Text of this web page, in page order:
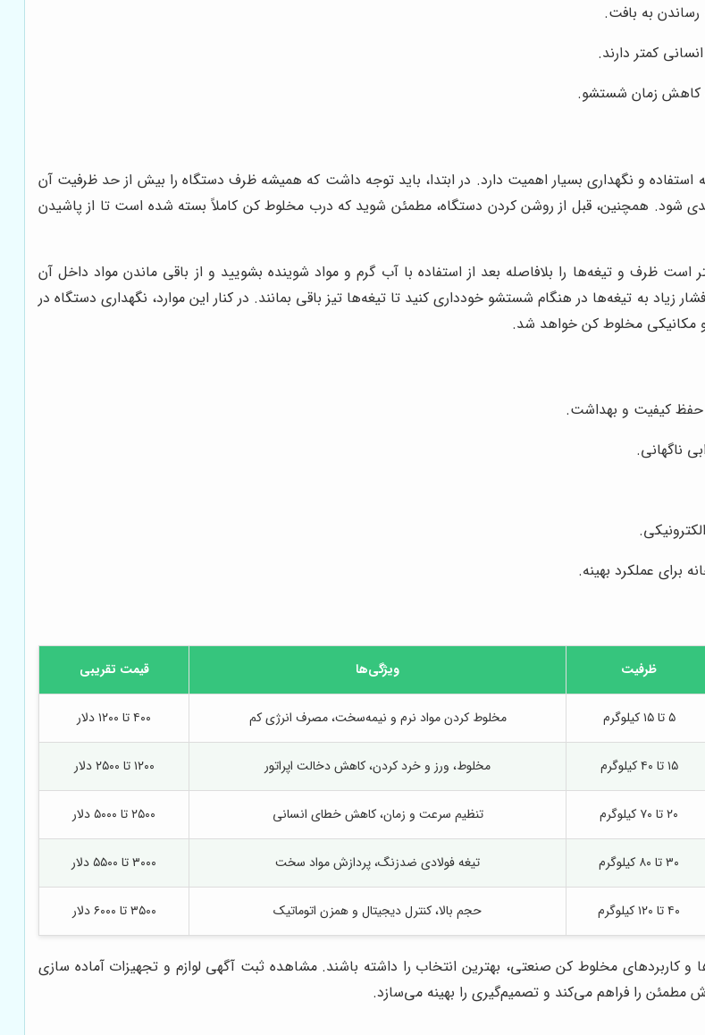
به بافت.
کمتر دارند.
کاهش زمان شستشو.
و نگهداری بسیار اهمیت دارد. در ابتدا، باید توجه داشت که همیشه ظرف دستگاه را بیش از حد ظرفیت آن
جدی شود. همچنین، قبل از روشن کردن دستگاه، مطمئن شوید که درب مخلوط کن کاملاً بسته شده است تا از پاشیدن
ظرف و تیغه‌ها را بلافاصله بعد از استفاده با آب گرم و مواد شوینده بشویید و از باقی ماندن مواد داخل آن
به تیغه‌ها در هنگام شستشو خودداری کنید تا تیغه‌ها تیز باقی بمانند. در کنار این موارد، نگهداری دستگاه در
مکانیکی مخلوط کن خواهد شد.
حفظ کیفیت و بهداشت.
ناگهانی.
برای عملکرد بهینه.
ظرفیت ویژگی‌ها قیمت تقریبی
۵ تا ۱۵ کیلوگرم مخلوط کردن مواد نرم و نیمه‌سخت، مصرف انرژی کم ۴۰۰ تا ۱۲۰۰ دلار
۱۵ تا ۴۰ کیلوگرم مخلوط، ورز و خرد کردن، کاهش دخالت اپراتور ۱۲۰۰ تا ۲۵۰۰ دلار
۲۰ تا ۷۰ کیلوگرم تنظیم سرعت و زمان، کاهش خطای انسانی ۲۵۰۰ تا ۵۰۰۰ دلار
۳۰ تا ۸۰ کیلوگرم تیغه فولادی ضدزنگ، پردازش مواد سخت ۳۰۰۰ تا ۵۵۰۰ دلار
۴۰ تا ۱۲۰ کیلوگرم حجم بالا، کنترل دیجیتال و همزن اتوماتیک ۳۵۰۰ تا ۶۰۰۰ دلار
کاربردهای مخلوط کن صنعتی، بهترین انتخاب را داشته باشند. مشاهده ثبت آگهی لوازم و تجهیزات آماده سازی
مطمئن را فراهم می‌کند و تصمیم‌گیری را بهینه می‌سازد.